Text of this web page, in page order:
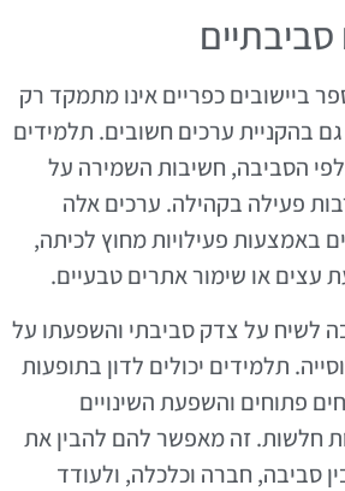
סביבתיים
ביישובים כפריים אינו מתמקד רק
בהקניית ערכים חשובים. תלמידים
הסביבה, חשיבות השמירה על
פעילה בקהילה. ערכים אלה
באמצעות פעילויות מחוץ לכיתה,
עצים או שימור אתרים טבעיים.
לשיח על צדק סביבתי והשפעתו על
תלמידים יכולים לדון בתופעות
פתוחים והשפעת השינויים
חלשות. זה מאפשר להם להבין את
סביבה, חברה וכלכלה, ולעודד